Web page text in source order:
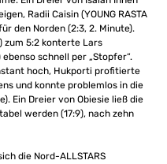
Radii Caisin (YOUNG RASTA
den Norden (2:3, 2. Minute).
zum 5:2 konterte Lars
schnell per „Stopfer“.
hoch, Hukporti profitierte
und konnte problemlos in die
Ein Dreier von Obiesie ließ die
werden (17:9), nach zehn
die Nord-ALLSTARS